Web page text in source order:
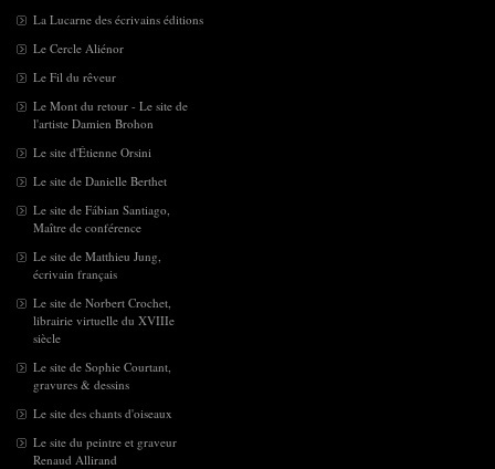
La Lucarne des écrivains éditions
Le Cercle Aliénor
Le Fil du rêveur
Le Mont du retour - Le site de
l'artiste Damien Brohon
Le site d'Étienne Orsini
Le site de Danielle Berthet
Le site de Fábian Santiago,
Maître de conférence
Le site de Matthieu Jung,
écrivain français
Le site de Norbert Crochet,
librairie virtuelle du XVIIIe
siècle
Le site de Sophie Courtant,
gravures & dessins
Le site des chants d'oiseaux
Le site du peintre et graveur
Renaud Allirand